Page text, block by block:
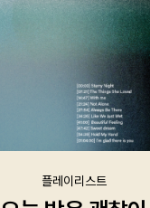
플레이리스트